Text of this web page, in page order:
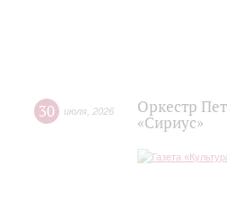
30 июля 2026
Оркестр
«Сириус»